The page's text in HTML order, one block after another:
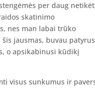
per daug
skatinimo
nes man labai trūko
jausmas, buvau
o apsikabinusi kūdikį
visus sunkumus ir